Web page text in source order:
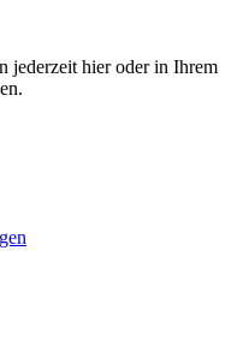
jederzeit hier oder in Ihrem